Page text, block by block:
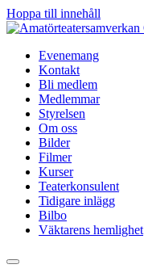
Hoppa till innehåll
Evenemang
Kontakt
Bli medlem
Medlemmar
Styrelsen
Om oss
Bilder
Filmer
Kurser
Teaterkonsulent
Tidigare inlägg
Bilbo
Väktarens hemlighet